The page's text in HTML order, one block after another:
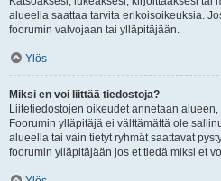
alueella saattaa tarvita erikoisoikeuksia.
foorumin valvojaan tai ylläpitäjään.
Ylös
Miksi en voi liittää tiedostoja?
Liitetiedostojen oikeudet annetaan
Foorumin ylläpitäjä ei välttämättä ole
alueella tai vain tietyt ryhmät saattavat
foorumin ylläpitäjään jos et tiedä miksi et